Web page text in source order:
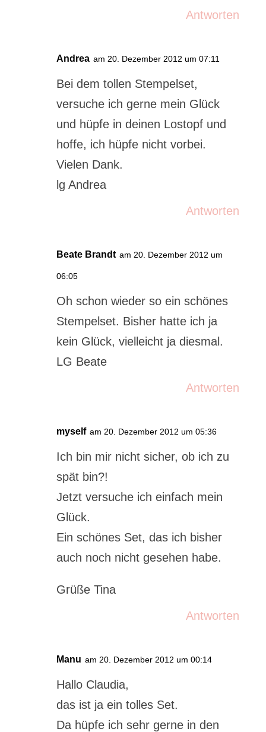
Antworten
Andrea am 20. Dezember 2012 um 07:11
Bei dem tollen Stempelset,
versuche ich gerne mein Glück
und hüpfe in deinen Lostopf und
hoffe, ich hüpfe nicht vorbei.
Vielen Dank.
lg Andrea
Antworten
Beate Brandt am 20. Dezember 2012 um
06:05
Oh schon wieder so ein schönes
Stempelset. Bisher hatte ich ja
kein Glück, vielleicht ja diesmal.
LG Beate
Antworten
myself am 20. Dezember 2012 um 05:36
Ich bin mir nicht sicher, ob ich zu
spät bin?!
Jetzt versuche ich einfach mein
Glück.
Ein schönes Set, das ich bisher
auch noch nicht gesehen habe.
Grüße Tina
Antworten
Manu am 20. Dezember 2012 um 00:14
Hallo Claudia,
das ist ja ein tolles Set.
Da hüpfe ich sehr gerne in den